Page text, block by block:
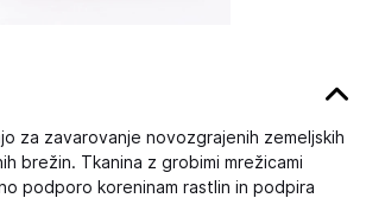
za zavarovanje novozgrajenih zemeljskih
brežin. Tkanina z grobimi mrežicami
podporo koreninam rastlin in podpira